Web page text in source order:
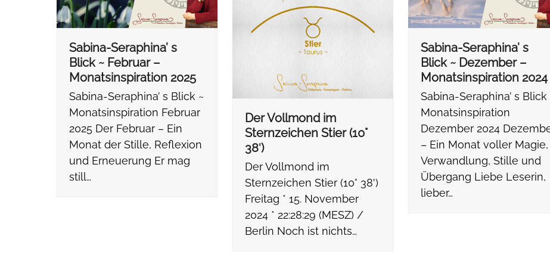
Sabina-Seraphina’ s
Blick ~ Februar –
Monatsinspiration 2025
Sabina-Seraphina’ s Blick ~
Monatsinspiration Februar
2025 Der Februar – Ein
Monat der Stille, Reflexion
und Erneuerung Er mag
still…
Der Vollmond im
Sternzeichen Stier (10°
38′)
Der Vollmond im
Sternzeichen Stier (10° 38')
Freitag * 15. November
2024 * 22:28:29 (MESZ) /
Berlin Noch ist nichts…
Sabina-Seraphina’ s
Blick ~ Dezember –
Monatsinspiration 2024
Sabina-Seraphina’ s Blick
Monatsinspiration
Dezember 2024
– Ein Monat voller Magie,
Verwandlung, Stille und
Übergang Liebe Leserin,
lieber…